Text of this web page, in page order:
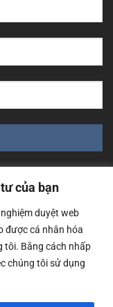
của bạn
duyệt web
được cá nhân hóa
tôi. Bằng cách nhấp
chúng tôi sử dụng
0108783483
và Đầu Tư Tp. Hà
Rights Reserved